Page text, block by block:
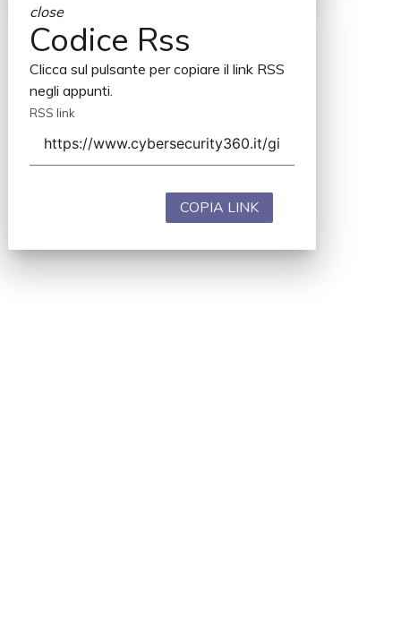
close
Codice Rss
Clicca sul pulsante per copiare il link RSS
negli appunti.
RSS link
COPIA LINK